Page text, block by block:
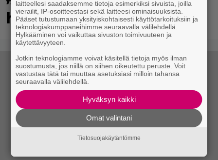
”Minun suurin perintöni
heille”
laitteellesi saadaksemme tietoja esimerkiksi sivuista, joilla
vierailit, IP-osoitteestasi sekä laitteesi ominaisuuksista.
Pääset tutustumaan yksityiskohtaisesti käyttötarkoituksiin ja
teknologiakumppaneihimme seuraavalla välilehdellä.
Hylkääminen voi vaikuttaa sivuston toimivuuteen ja
käytettävyyteen.
Jotkin teknologiamme voivat käsitellä tietoja myös ilman
suostumusta, jos niillä on siihen oikeutettu peruste. Voit
vastustaa tätä tai muuttaa asetuksiasi milloin tahansa
seuraavalla välilehdellä.
Hyväksyn kaikki
Omat valintani
Tietosuojakäytäntömme